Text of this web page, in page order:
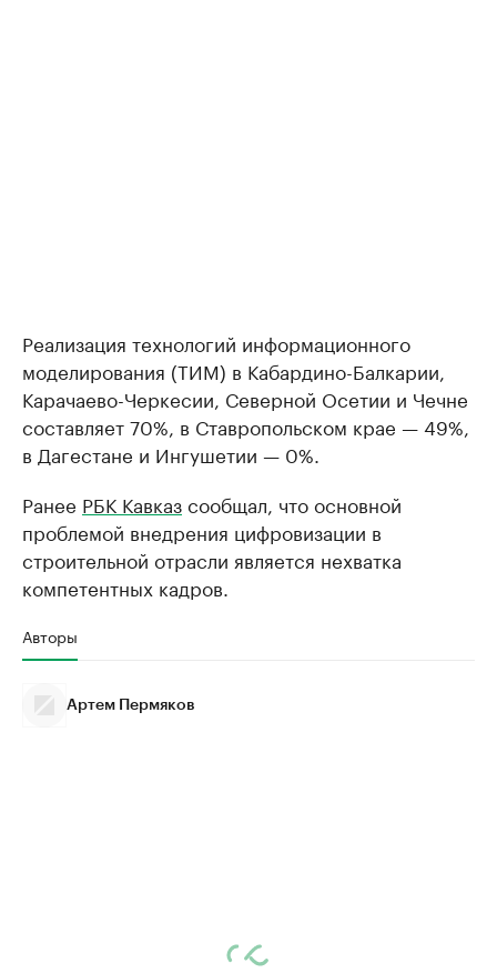
Реализация технологий информационного
моделирования (ТИМ) в Кабардино-Балкарии,
Карачаево-Черкесии, Северной Осетии и Чечне
составляет 70%, в Ставропольском крае — 49%,
в Дагестане и Ингушетии — 0%.
Ранее РБК Кавказсообщал, что основной
проблемой внедрения цифровизации в
строительной отрасли является нехватка
компетентных кадров.
Авторы
Артем Пермяков